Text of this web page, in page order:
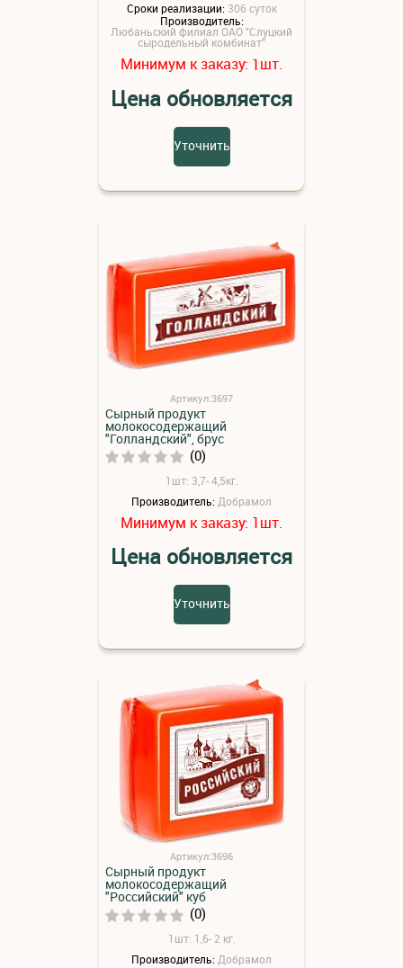
Сроки реализации: 306 суток
Производитель:
Любаньский филиал ОАО "Слуцкий
сыродельный комбинат"
Минимум к заказу: 1шт.
Цена обновляется
Уточнить
Артикул:3697
Сырный продукт
молокосодержащий
"Голландский", брус
(0)
1шт: 3,7- 4,5кг.
Производитель: Добрамол
Минимум к заказу: 1шт.
Цена обновляется
Уточнить
Артикул:3696
Сырный продукт
молокосодержащий
"Российский" куб
(0)
1шт: 1,6- 2 кг.
Производитель: Добрамол